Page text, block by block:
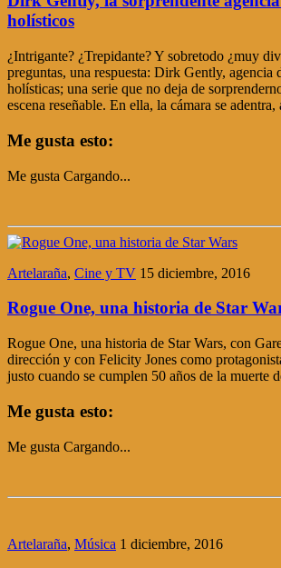
holísticos
¿Intrigante? ¿Trepidante? Y sobretodo ¿muy
preguntas, una respuesta: Dirk Gently, agencia
holísticas; una serie que no deja de
escena reseñable. En ella, la cámara se
Me gusta esto:
Me gusta Cargando...
Artelaraña, Cine y TV 15 diciembre, 2016
Rogue One, una historia de Star
Rogue One, una historia de Star Wars, con
dirección y con Felicity Jones como
justo cuando se cumplen 50 años de la muerte
Me gusta esto:
Me gusta Cargando...
Artelaraña, Música 1 diciembre, 2016